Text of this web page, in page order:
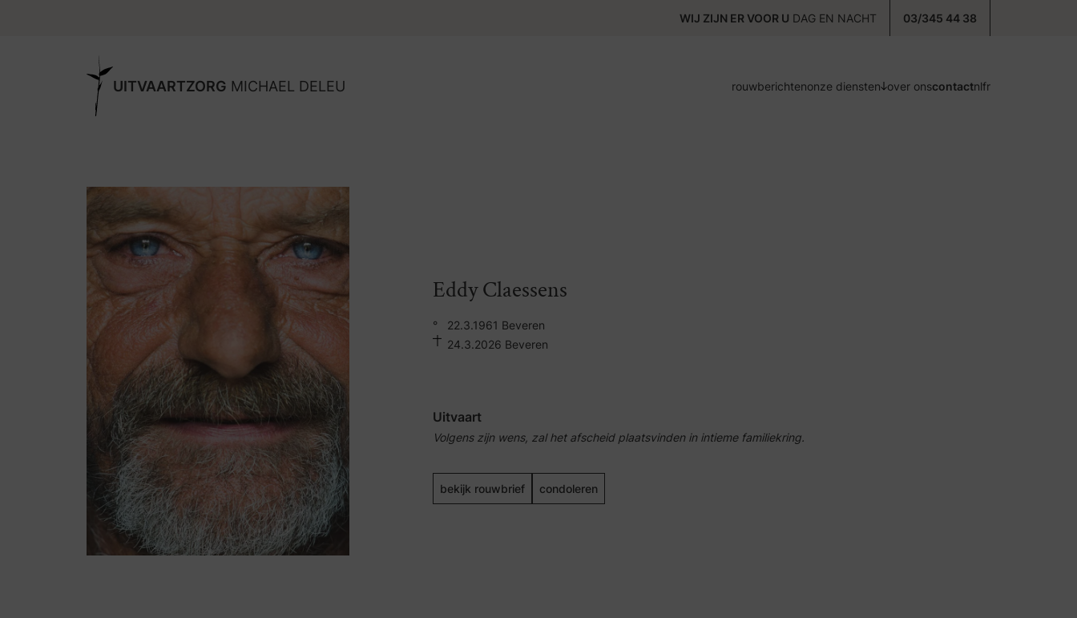
WIJ ZIJN ER VOOR U DAG EN NACHT 03/345 44 38
UITVAARTZORG MICHAEL DELEU rouwberichtenonze diensten over onscontactnlfr
Eddy Claessens
°
22.3.1961 Beveren
24.3.2026 Beveren
Uitvaart
Volgens zijn wens, zalhet afscheid plaatsvinden in intieme familiekring.
bekijk rouwbrief condoleren